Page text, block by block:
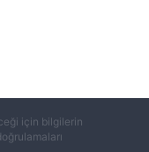
için bilgilerin